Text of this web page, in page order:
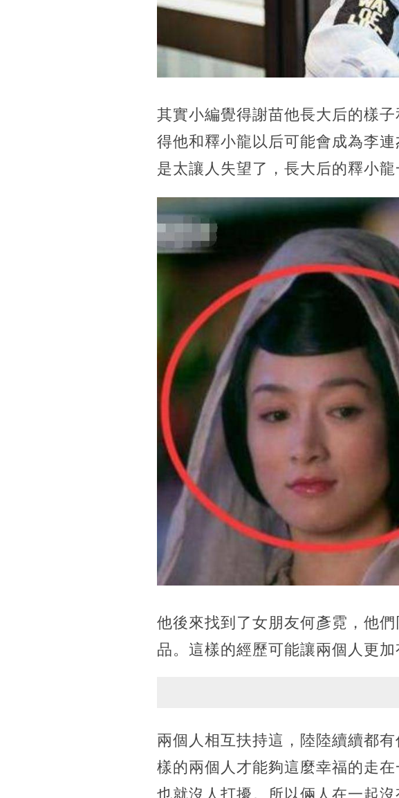
其實小編覺得謝苗他長大后的樣
得他和釋小龍以后可能會成為李
是太讓人失望了，長大后的釋小
他後來找到了女朋友何彥霓，他
品。這樣的經歷可能讓兩個人更
兩個人相互扶持這，陸陸續續都
樣的兩個人才能夠這麼幸福的走
也就沒人打擾。所以倆人在一起